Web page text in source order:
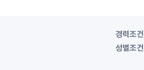
경력조건
성별조건